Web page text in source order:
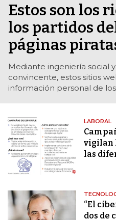
Estos son los
los partidos
páginas
Mediante ingeniería social
convincente, estos sitios
información personal de
LABORAL
vigilan
las
“El
dos de